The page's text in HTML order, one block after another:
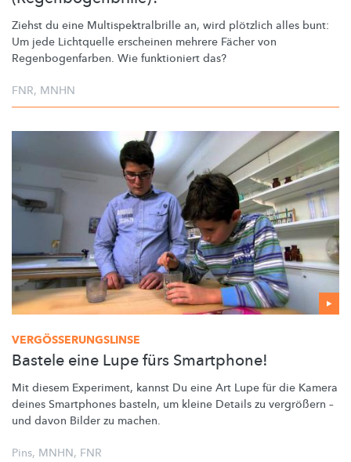
Ziehst du eine Multispektralbrille an, wird plötzlich alles bunt:
Um jede Lichtquelle erscheinen mehrere Fächer von
Regenbogenfarben. Wie funktioniert das?
FNR, MNHN
VERGÖSSERUNGSLINSE
Bastele eine Lupe fürs Smartphone!
Mit diesem Experiment, kannst Du eine Art Lupe für die Kamera
deines Smartphones basteln, um kleine Details zu vergrößern –
und davon Bilder zu machen.
Pins, MNHN, FNR